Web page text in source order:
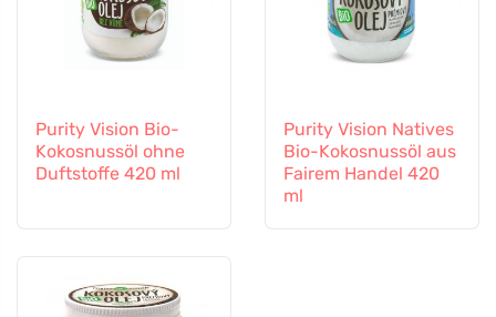
Purity Vision Bio-
Kokosnussöl ohne
Duftstoffe 420 ml
Purity Vision Natives
Bio-Kokosnussöl aus
Fairem Handel 420
ml